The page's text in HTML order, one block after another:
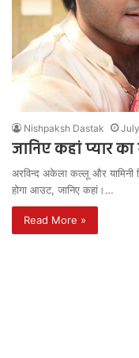
Nishpaksh Dastak
जानिए कहां प्यार
अरविन्द अकेला कल्लू और यामिनी
होगा आउट, जानिए कहां।…
Read More »